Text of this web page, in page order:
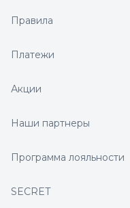
Правила
Платежи
Акции
Наши партнеры
Программа лояльности
SECRET